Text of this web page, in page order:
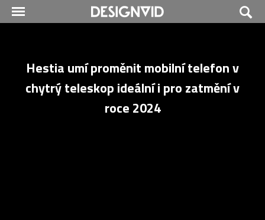
Hestia umí proměnit mobilní telefon v
chytrý teleskop ideální i pro zatmění v
roce 2024